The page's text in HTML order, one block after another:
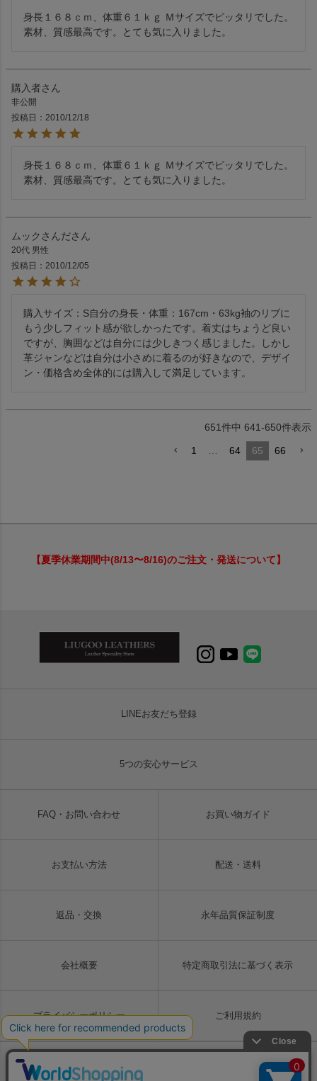
身長１６８ｃｍ、体重６１ｋｇ Ｍサイズでピッタリでした。
購入者
非公開
投稿日
2010/12/18
身長１６８ｃｍ、体重６１ｋｇ Ｍサイズでピッタリでした。
ムックさんだ
20代 男性
投稿日
2010/12/05
購入サイズ：S自分の身長・体重：167cm・63kg袖のリブに
もう少しフィット感が欲しかったです。着丈はちょうど良い
ですが、胸囲などは自分には少しきつく感じました。しかし
革ジャンなどは自分は小さめに着るのが好きなので、デザイ
ン・価格含め全体的には購入して満足しています。
651件中 641-650件表示
1 64 65 66
【夏季休業期間中(8/13〜8/16)のご注文・発送について】
LINEお友だち登録
5つの安心サービス
FAQ・お問い合わせ お買い物ガイド
お支払い方法 配送・送料
返品・交換 永年品質保証制度
会社概要 特定商取引法に基づく表示
プライバシーポリシー ご利用規約
Copyright © LIUGOO Co., Ltd. All rights reserved.